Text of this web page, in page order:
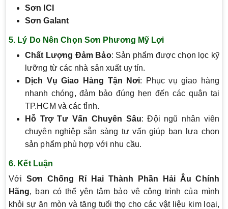
Sơn ICI
Sơn Galant
5. Lý Do Nên Chọn Sơn Phương Mỹ Lợi
Chất Lượng Đảm Bảo: Sản phẩm được chọn lọc kỹ
lưỡng từ các nhà sản xuất uy tín.
Dịch Vụ Giao Hàng Tận Nơi: Phục vụ giao hàng
nhanh chóng, đảm bảo đúng hẹn đến các quận tại
TP.HCM và các tỉnh.
Hỗ Trợ Tư Vấn Chuyên Sâu: Đội ngũ nhân viên
chuyên nghiệp sẵn sàng tư vấn giúp bạn lựa chọn
sản phẩm phù hợp với nhu cầu.
6. Kết Luận
Với Sơn Chống Rỉ Hai Thành Phần Hải Âu Chính
Hãng, bạn có thể yên tâm bảo vệ công trình của mình
khỏi sự ăn mòn và tăng tuổi thọ cho các vật liệu kim loại,